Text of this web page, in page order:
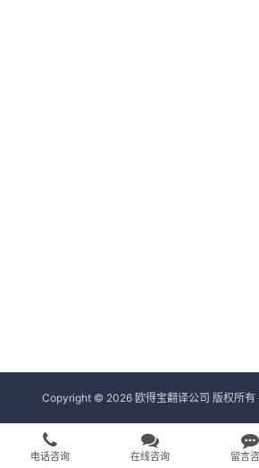
Copyright © 2026 欧得宝翻译公司 版权所有
电话咨询 在线咨询 留言